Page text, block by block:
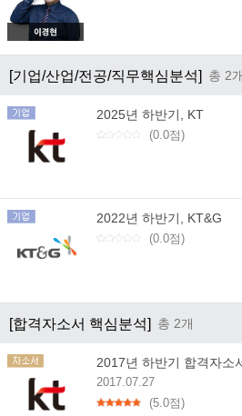
[기업/산업/전공/직무핵심분석] 총 2개
2025년 하반기, KT
(0.0점)
2022년 하반기, KT&G
(0.0점)
[합격자소서 핵심분석] 총 2개
2017년 하반기 합격자소
2017.07.27
(5.0점)